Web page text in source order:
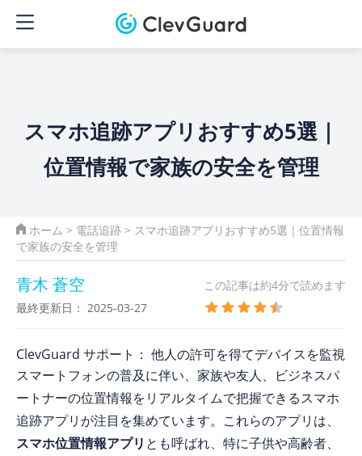
スマホ追跡アプリおすすめ5選｜
位置情報で家族の安全を管理
ホーム > 電話追跡 > スマホ追跡アプリおすすめ5選｜位置情報
で家族の安全を管理
青木 蒼空
最終更新日： 2025-03-27
この記事は約4分で読めます
ClevGuard サポート： 他人の許可を得てデバイスを監視
スマートフォンの普及に伴い、家族や友人、ビジネスパ
ートナーの位置情報をリアルタイムで把握できるスマホ
追跡アプリが注目を集めています。これらのアプリは、
スマホ位置情報アプリ とも呼ばれ、特に子供や高齢者、